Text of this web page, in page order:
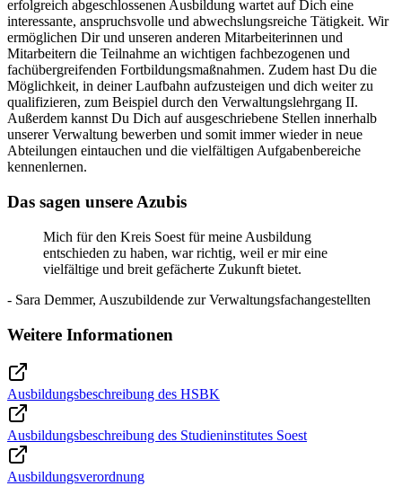
erfolgreich abgeschlossenen Ausbildung wartet auf Dich eine
interessante, anspruchsvolle und abwechslungsreiche Tätigkeit. Wir
ermöglichen Dir und unseren anderen Mitarbeiterinnen und
Mitarbeitern die Teilnahme an wichtigen fachbezogenen und
fachübergreifenden Fortbildungsmaßnahmen. Zudem hast Du die
Möglichkeit, in deiner Laufbahn aufzusteigen und dich weiter zu
qualifizieren, zum Beispiel durch den Verwaltungslehrgang II.
Außerdem kannst Du Dich auf ausgeschriebene Stellen innerhalb
unserer Verwaltung bewerben und somit immer wieder in neue
Abteilungen eintauchen und die vielfältigen Aufgabenbereiche
kennenlernen.
Das sagen unsere Azubis
Mich für den Kreis Soest für meine Ausbildung
entschieden zu haben, war richtig, weil er mir eine
vielfältige und breit gefächerte Zukunft bietet.
- Sara Demmer, Auszubildende zur Verwaltungsfachangestellten
Weitere Informationen
Ausbildungsbeschreibung des HSBK
Ausbildungsbeschreibung des Studieninstitutes Soest
Ausbildungsverordnung